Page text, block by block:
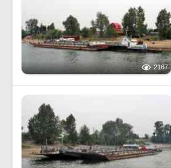
2167